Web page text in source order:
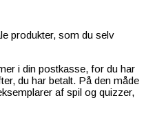
produkter, som du selv
i din postkasse, for du har
du har betalt. På den måde
af spil og quizzer,